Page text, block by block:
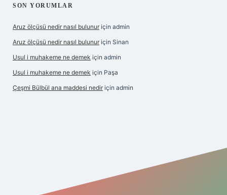
SON YORUMLAR
Aruz ölçüsü nedir nasıl bulunur için admin
Aruz ölçüsü nedir nasıl bulunur için Sinan
Usul i muhakeme ne demek için admin
Usul i muhakeme ne demek için Paşa
Çeşmi Bülbül ana maddesi nedir için admin